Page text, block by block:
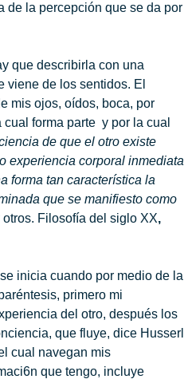
de la percepción que se da por
que describirla con una
viene de los sentidos. El
mis ojos, oídos, boca, por
forma parte y por la cual
de que el otro existe
experiencia corporal inmediata
forma tan característica la
que se manifiesto como
otros. Filosofía del siglo XX,
inicia cuando por medio de la
primero mi
del otro, después los
que fluye, dice Husserl
cual navegan mis
que tengo, incluye